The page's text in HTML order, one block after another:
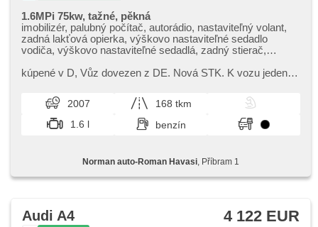
1.6MPi 75kw, tažné, pěkná
imobilizér, palubný počítač, autorádio, nastaviteľný volant,
zadná lakťová opierka, výškovo nastaviteľné sedadlo
vodiča, výškovo nastaviteľné sedadlá, zadný stierač,
zrkadlá, el. predné okná, el. okná, tónované sklá, strešný
zadné sedadlá, tempomat, parkovacie senzory zadné,
plnohodnotné rezervné koleso, vonkajší teplomer,
posilňovač riadenia, stabilizácia podvozka (ESP),
protiprešmykový systém kolies (ASR), 6x airbag, pohon 4 x
kúpené v D,​ Vůz dovezen z DE. Nová STK. K vozu jeden
Pěkná. V případě zájm...
2007
168 tkm
1.6 l
benzín
Norman auto-Roman Havasi , Příbram 1
Audi A4 4 122 EUR